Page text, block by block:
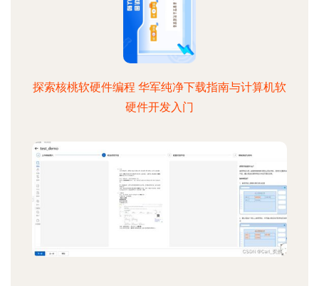
探索核桃软硬件编程 华军纯净下载指南与计算机软
硬件开发入门